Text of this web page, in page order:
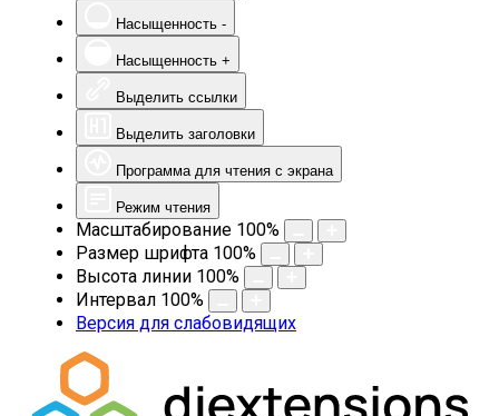
Насыщенность -
Насыщенность +
Выделить ссылки
Выделить заголовки
Программа для чтения с экрана
Режим чтения
Масштабирование 100%
Размер шрифта 100%
Высота линии 100%
Интервал 100%
Версия для слабовидящих